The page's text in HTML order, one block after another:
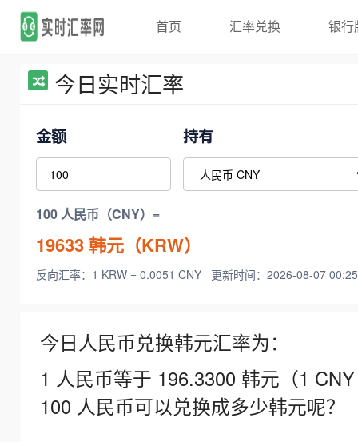
首页 汇率兑换 银行
今日实时汇率
金额 持有
100 人民币（CNY）=
19633韩元（KRW）
反向汇率：1 KRW = 0.0051 CNY 更新时间：2026-08-07
今日人民币兑换韩元汇率为：
1 人民币等于 196.3300 韩元（1
100 人民币可以兑换成多少韩元呢？